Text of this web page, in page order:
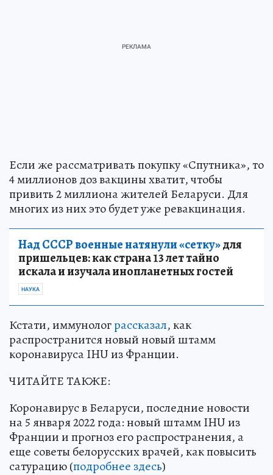
Если же рассматривать покупку «Спутника», то
4 миллионов доз вакцины хватит, чтобы
привить 2 миллиона жителей Беларуси. Для
многих из них это будет уже ревакцинация.
Над СССР военные натянули «сетку»для
пришельцев: как страна 13 лет тайно
искала и изучала инопланетных гостей
НАУКА
Кстати, иммунолограссказал, как
распространится новый новый штамм
коронавируса IHU из Франции.
ЧИТАЙТЕ ТАКЖЕ:
Коронавирус в Беларуси, последние новости
на 5 января 2022 года: новый штамм IHU из
Франции и прогноз его распространения, а
еще советы белорусских врачей, как повысить
сатурацию (подробнее здесь)